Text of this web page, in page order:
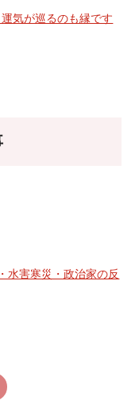
気が巡るのも縁です
水害寒災・政治家の反